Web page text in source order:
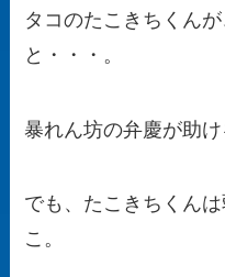
タコのたこきちくん
と・・・。
暴れん坊の弁慶が助
でも、たこきちくん
こ。